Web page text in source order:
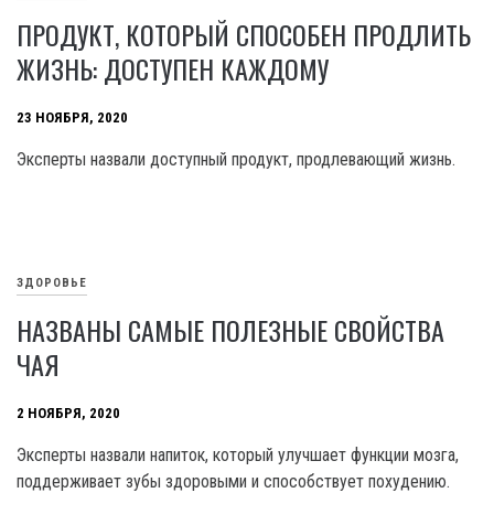
ПРОДУКТ, КОТОРЫЙ СПОСОБЕН ПРОДЛИТЬ
ЖИЗНЬ: ДОСТУПЕН КАЖДОМУ
23 НОЯБРЯ, 2020
Эксперты назвали доступный продукт, продлевающий жизнь.
ЗДОРОВЬЕ
НАЗВАНЫ САМЫЕ ПОЛЕЗНЫЕ СВОЙСТВА
ЧАЯ
2 НОЯБРЯ, 2020
Эксперты назвали напиток, который улучшает функции мозга,
поддерживает зубы здоровыми и способствует похудению.